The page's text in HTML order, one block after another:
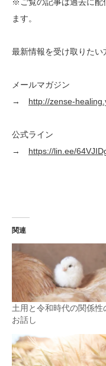
ます。
最新情報を受け取りたい
メールマガジン
→ http://zense-
公式ライン
→ https://lin.ee/
関連
土用と令和時代の関係性
お話し